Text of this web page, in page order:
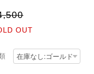
OUT